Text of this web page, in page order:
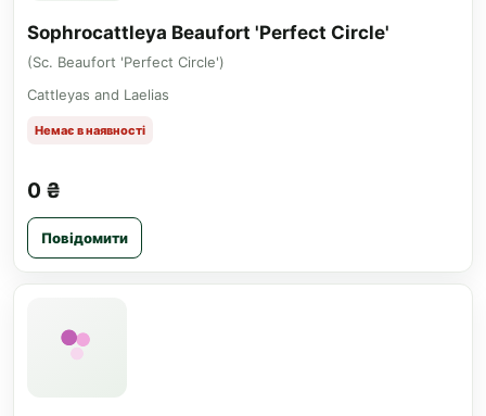
Sophrocattleya Beaufort 'Perfect Circle'
(Sc. Beaufort 'Perfect Circle')
Cattleyas and Laelias
Немає в наявності
0 ₴
Повідомити